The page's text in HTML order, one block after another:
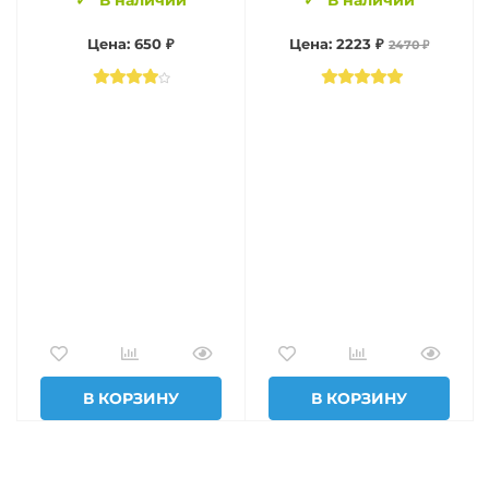
Цена: 650 ₽
В КОРЗИНУ
Цена: 2223 ₽ 2470 ₽
В КОРЗИНУ